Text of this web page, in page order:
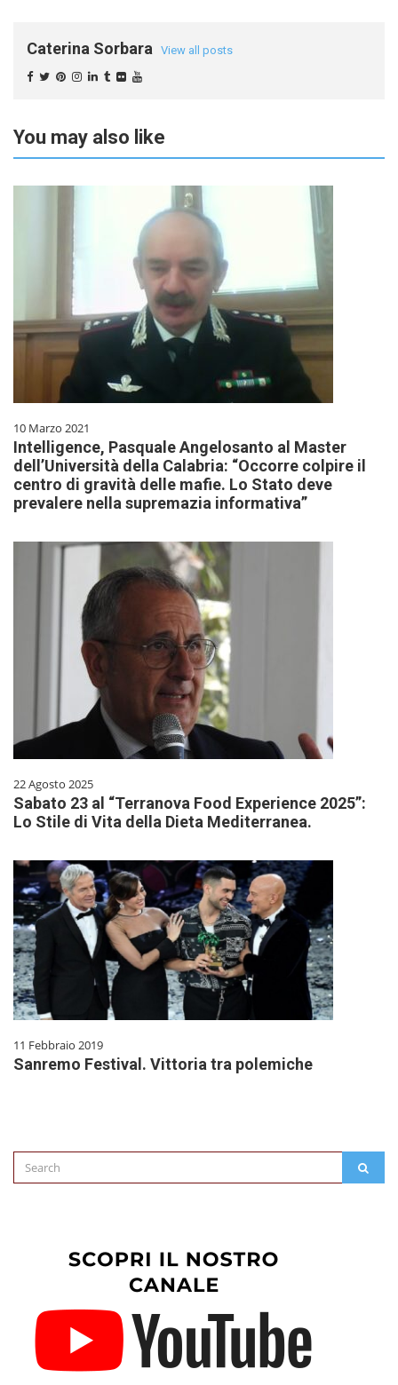
Caterina Sorbara View all posts
You may also like
10 Marzo 2021
Intelligence, Pasquale Angelosanto al Master
dell’Università della Calabria: “Occorre colpire il
centro di gravità delle mafie. Lo Stato deve
prevalere nella supremazia informativa”
22 Agosto 2025
Sabato 23 al “Terranova Food Experience 2025”:
Lo Stile di Vita della Dieta Mediterranea.
11 Febbraio 2019
Sanremo Festival. Vittoria tra polemiche
Search
for: